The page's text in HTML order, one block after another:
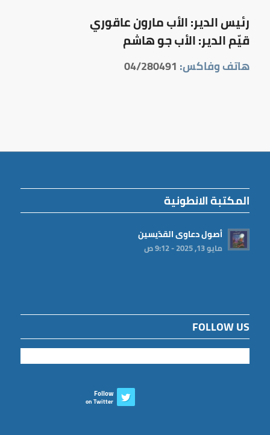
رئيس الدير: الأب مارون عاقوري
قيّم الدير: الأب جو هاشم
هاتف وفاكس: 04/280491
المكتبة الانطونية
أصول دعاوى القدّيسين
مايو 13, 2025 - 9:12 ص
FOLLOW US
Follow
on Twitter